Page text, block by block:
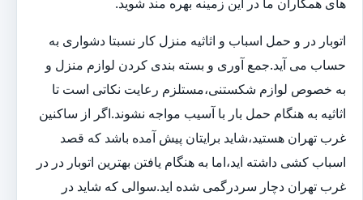
اتوبار در و حمل اسباب و اثاثیه منزل کار نسبتا دشواری به
حساب می آید.جمع آوری و بسته بندی کردن لوازم منزل و
به خصوص لوازم شکستنی،مستلزم رعایت نکاتی است تا
اثاثیه به هنگام حمل بار با آسیب مواجه نشوند.اگر از ساکنین
غرب تهران هستید،شاید برایتان پیش آمده باشد که قصد
اسباب کشی داشته اید،اما به هنگام یافتن بهترین اتوبار در در
غرب تهران دچار سردرگمی شده اید.سوالی که شاید در